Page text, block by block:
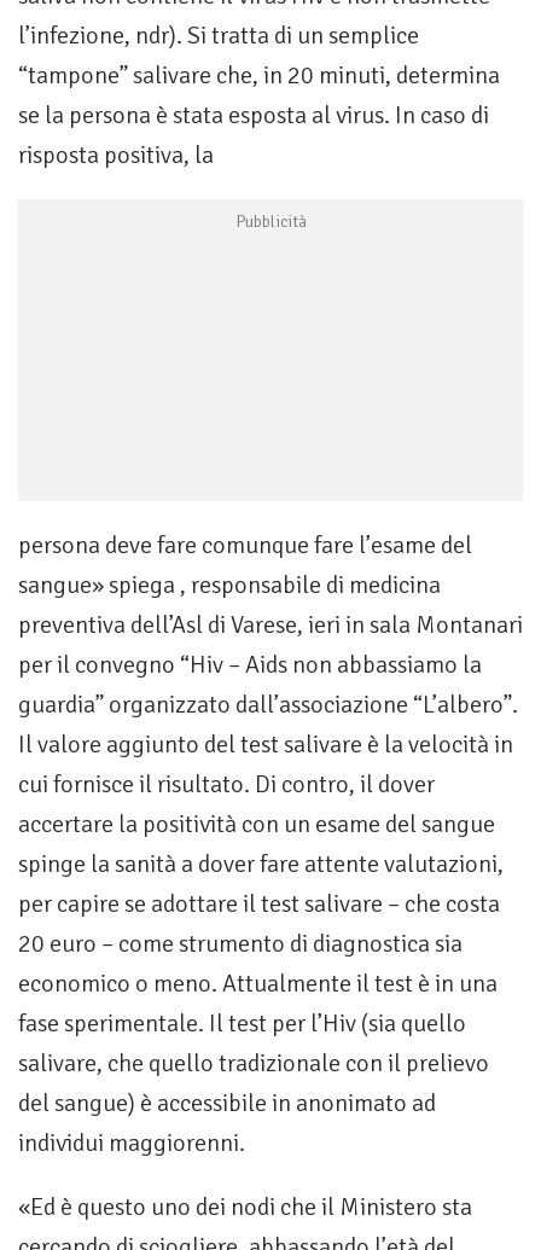
l’infezione, ndr). Si tratta di un semplice
“tampone” salivare che, in 20 minuti, determina
se la persona è stata esposta al virus. In caso di
risposta positiva, la
persona deve fare comunque fare l’esame del
sangue» spiega , responsabile di medicina
preventiva dell’Asl di Varese, ieri in sala Montanari
per il convegno “Hiv – Aids non abbassiamo la
guardia” organizzato dall’associazione “L’albero”.
Il valore aggiunto del test salivare è la velocità in
cui fornisce il risultato. Di contro, il dover
accertare la positività con un esame del sangue
spinge la sanità a dover fare attente valutazioni,
per capire se adottare il test salivare – che costa
20 euro – come strumento di diagnostica sia
economico o meno. Attualmente il test è in una
fase sperimentale. Il test per l’Hiv (sia quello
salivare, che quello tradizionale con il prelievo
del sangue) è accessibile in anonimato ad
individui maggiorenni.
«Ed è questo uno dei nodi che il Ministero sta